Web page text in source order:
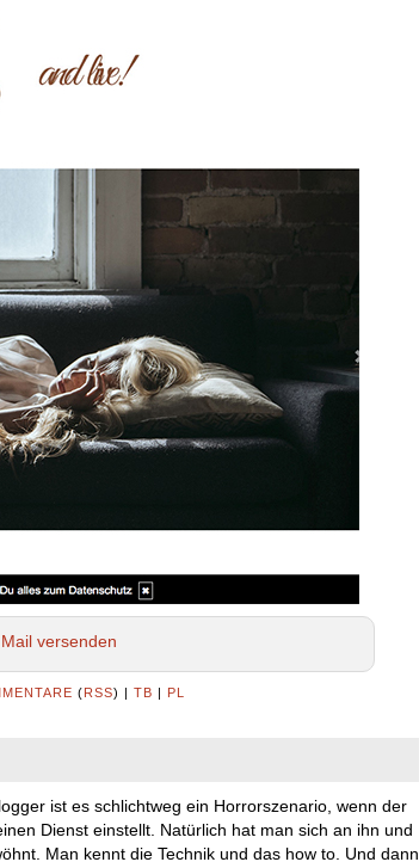
versenden
(RSS) | TB | PL
ist es schlichtweg ein Horrorszenario, wenn der
Dienst einstellt. Natürlich hat man sich an ihn und
Man kennt die Technik und das how to. Und dann